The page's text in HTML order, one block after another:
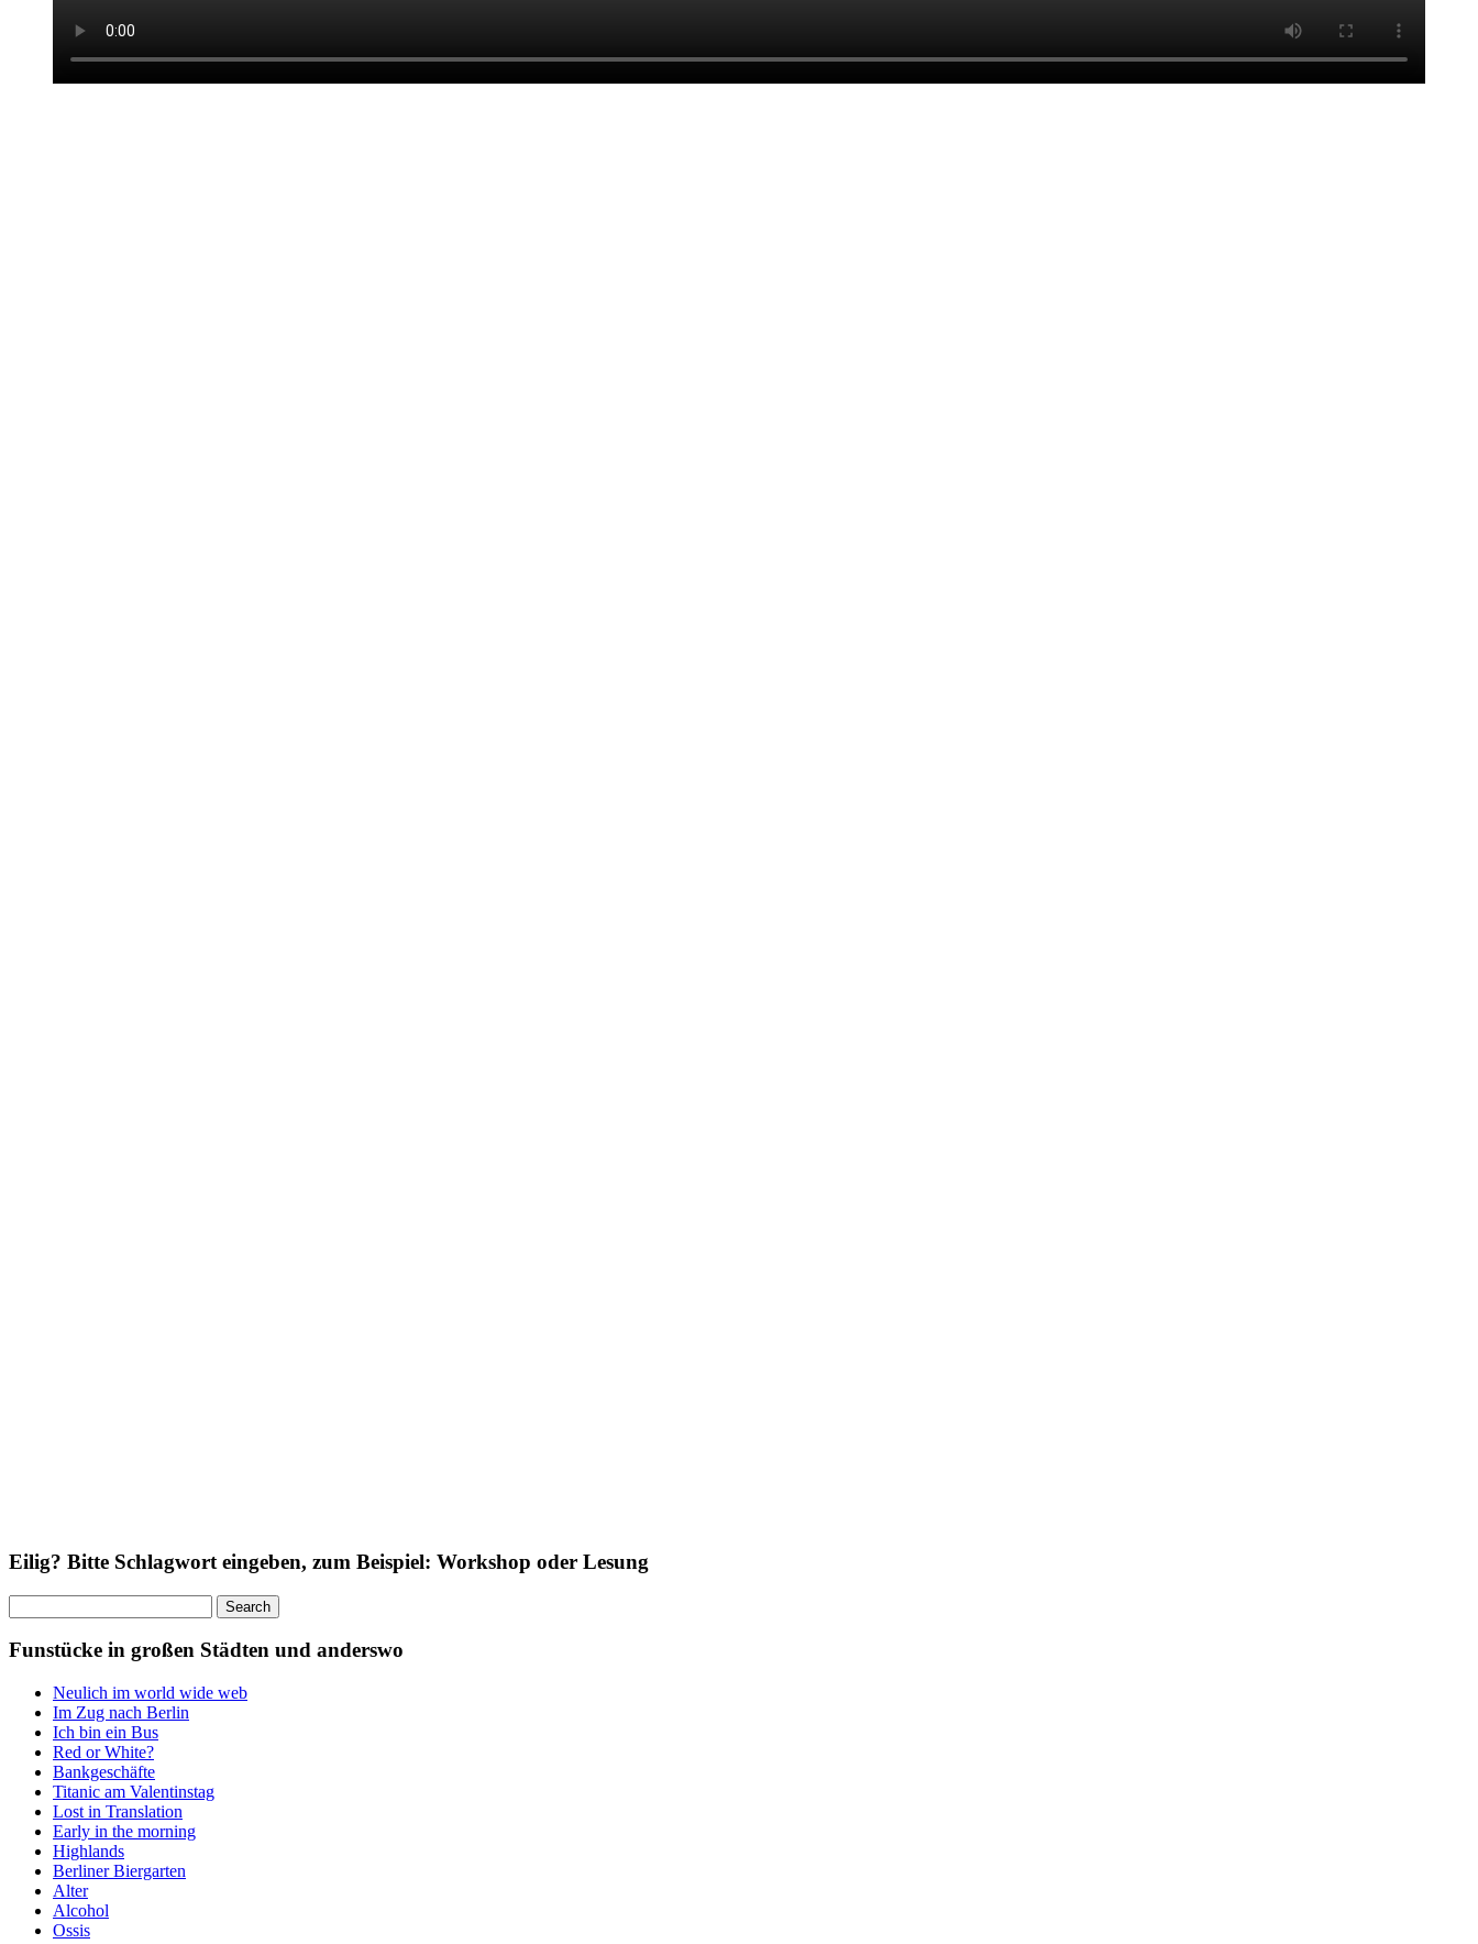
Eilig? Bitte Schlagwort eingeben, zum Beispiel: Workshop oder Lesung
for:
Funstücke in großen Städten und anderswo
Neulich im world wide web
Im Zug nach Berlin
Ich bin ein Bus
Red or White?
Bankgeschäfte
Titanic am Valentinstag
Lost in Translation
Early in the morning
Highlands
Berliner Biergarten
Alter
Alcohol
Ossis